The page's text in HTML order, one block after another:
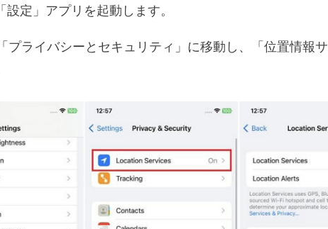
「設定」アプリを起動します。
「プライバシーとセキュリティ」に移動し、「位置情報